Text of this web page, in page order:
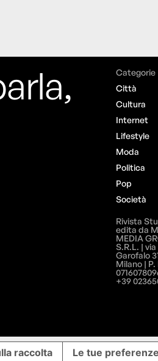
Categorie
Città
Cultura
Internet
Lifestyle
Moda
Politica
Pop
Società
Rivista
edita da
MEDIA
S.R.L. | via
Garofalo
Milano | P.
+39
raccolta Le tue